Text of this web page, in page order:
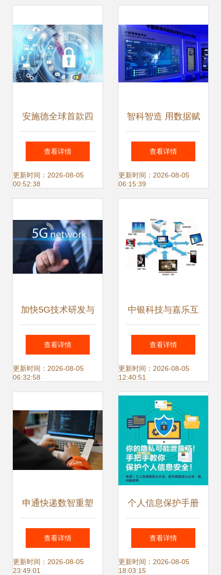
安施德全球首款四
重防撬防盗门震撼
来袭 技术革新守护
查看详情
更新时间：2026-08-05
00:52:38
智科智造 用数据赋
能福田汽车X新世
代——网络信息技
践
查看详情
更新时间：2026-08-05
06:15:39
加快5G技术研发与
网络资费下降 两办
部署网络信息技术
查看详情
更新时间：2026-08-05
06:32:58
中银科技与嘉乐互
动强强联合 打造智
能触控全品牌产业
生态链，领航网络
信息技术研发新纪
元
查看详情
更新时间：2026-08-05
12:40:51
申通快递数智重塑
之路 技术赋能网络
生态新格局
查看详情
更新时间：2026-08-05
23:49:01
个人信息保护手册
手把手教你守护网
络身份安全
查看详情
更新时间：2026-08-05
18:03:15